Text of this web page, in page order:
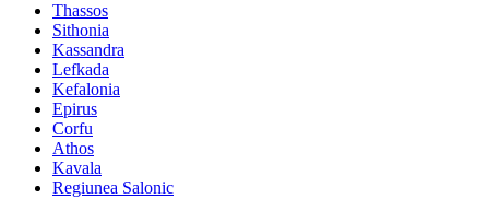
Thassos
Sithonia
Kassandra
Lefkada
Kefalonia
Epirus
Corfu
Athos
Kavala
Regiunea Salonic